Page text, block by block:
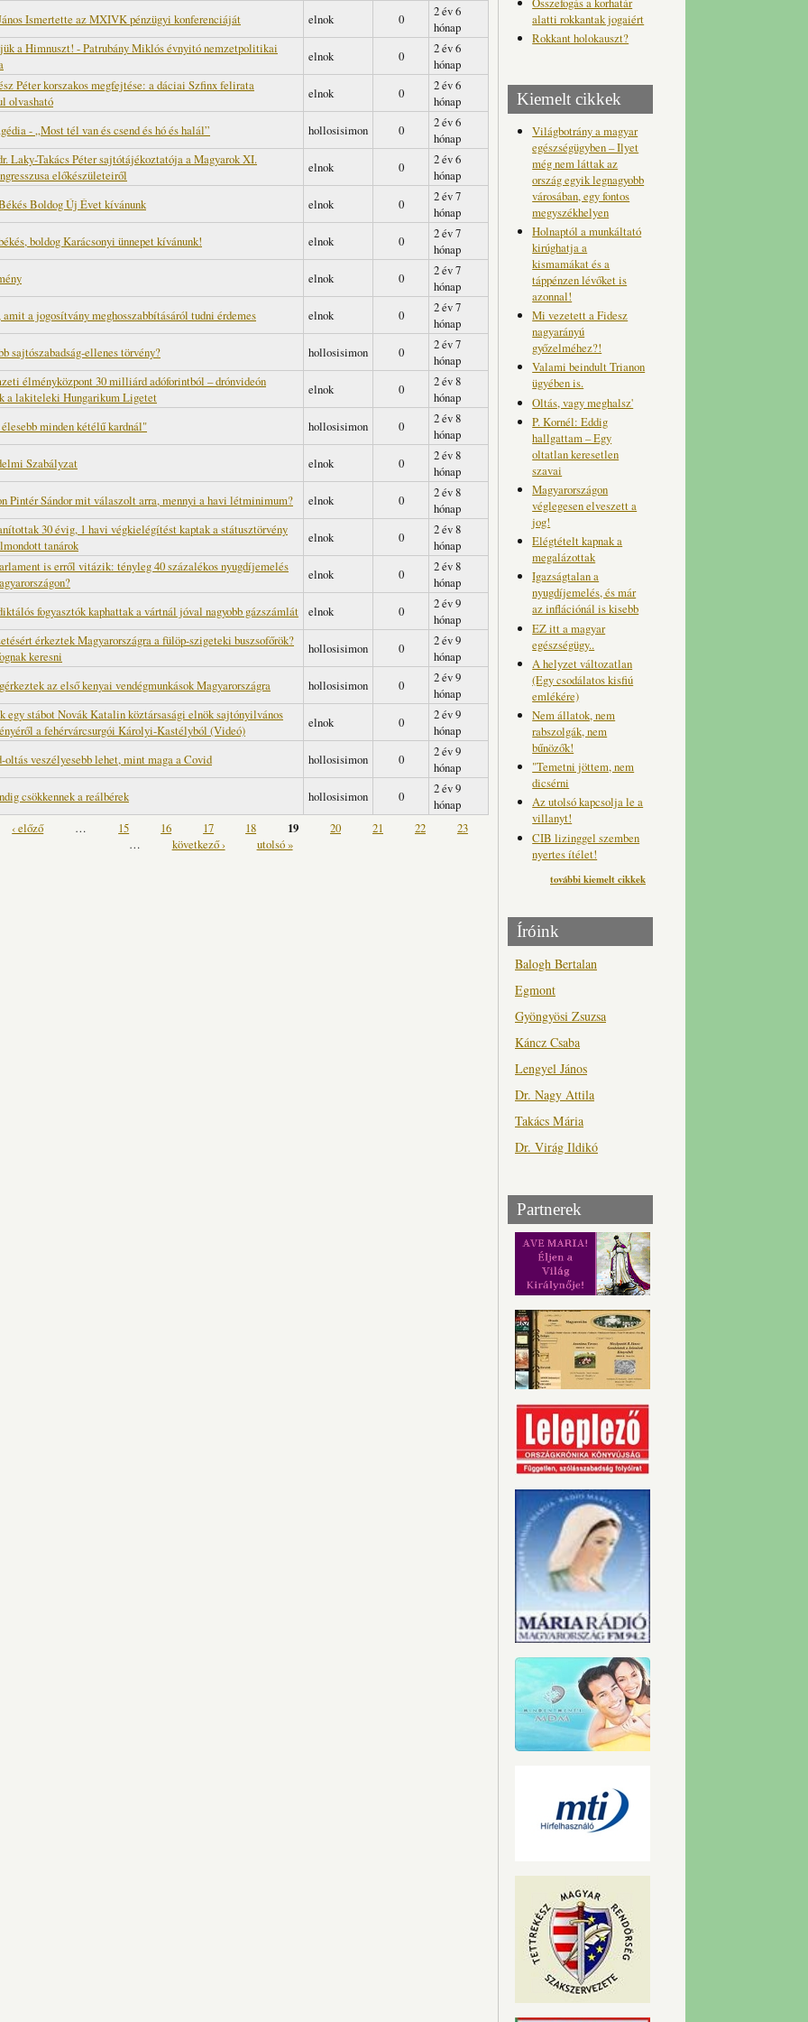
Ismertette az MXIVK pénzügyi konferenciáját elnok 0
2 év 6
hónap
a Himnuszt! - Patrubány Miklós évnyitó nemzetpolitikai
elnok 0
2 év 6
hónap
Péter korszakos megfejtése: a dáciai Szfinx felirata
olvasható
elnok 0
2 év 6
hónap
- „Most tél van és csend és hó és halál” hollosisimon 0
2 év 6
hónap
Laky-Takács Péter sajtótájékoztatója a Magyarok XI.
előkészületeiről
elnok 0
2 év 6
hónap
Boldog Új Évet kívánunk elnok 0
2 év 7
hónap
boldog Karácsonyi ünnepet kívánunk! elnok 0
2 év 7
hónap
elnok 0
2 év 7
hónap
a jogosítvány meghosszabbításáról tudni érdemes elnok 0
2 év 7
hónap
sajtószabadság-ellenes törvény? hollosisimon 0
2 év 7
hónap
élményközpont 30 milliárd adóforintból – drónvideón
a lakiteleki Hungarikum Ligetet
elnok 0
2 év 8
hónap
minden kétélű kardnál" hollosisimon 0
2 év 8
hónap
Szabályzat elnok 0
2 év 8
hónap
Pintér Sándor mit válaszolt arra, mennyi a havi létminimum? elnok 0
2 év 8
hónap
30 évig, 1 havi végkielégítést kaptak a státusztörvény
tanárok
elnok 0
2 év 8
hónap
is erről vitázik: tényleg 40 százalékos nyugdíjemelés
elnok 0
2 év 8
hónap
fogyasztók kaphattak a vártnál jóval nagyobb gázszámlát elnok 0
2 év 9
hónap
érkeztek Magyarországra a fülöp-szigeteki buszsofőrök?
keresni
hollosisimon 0
2 év 9
hónap
az első kenyai vendégmunkások Magyarországra hollosisimon 0
2 év 9
hónap
egy stábot Novák Katalin köztársasági elnök sajtónyilvános
a fehérvárcsurgói Károlyi-Kastélyból (Videó)
elnok 0
2 év 9
hónap
oltás veszélyesebb lehet, mint maga a Covid hollosisimon 0
2 év 9
hónap
csökkennek a reálbérek hollosisimon 0
2 év 9
hónap
‹ előző … 15 16 17 18 19 20 21 22
23
…
következő › utolsó »
alatti rokkantak jogaiért
Rokkant holokauszt?
Kiemelt cikkek
Világbotrány a magyar
egészségügyben – Ilyet
még nem láttak az
ország egyik legnagyobb
városában, egy fontos
megyszékhelyen
Holnaptól a munkáltató
kirúghatja a
kismamákat és a
táppénzen lévőket is
azonnal!
Mi vezetett a Fidesz
nagyarányú
győzelméhez?!
Valami beindult Trianon
ügyében is.
Oltás, vagy meghalsz'
P. Kornél: Eddig
hallgattam – Egy
oltatlan keresetlen
szavai
Magyarországon
véglegesen elveszett a
jog!
Elégtételt kapnak a
megalázottak
Igazságtalan a
nyugdíjemelés, és már
az inflációnál is kisebb
EZ itt a magyar
egészségügy..
A helyzet változatlan
(Egy csodálatos kisfiú
emlékére)
Nem állatok, nem
rabszolgák, nem
bűnözők!
"Temetni jöttem, nem
dicsérni
Az utolsó kapcsolja le a
villanyt!
CIB lizinggel szemben
nyertes ítélet!
további kiemelt cikkek
Íróink
Balogh Bertalan
Egmont
Gyöngyösi Zsuzsa
Káncz Csaba
Lengyel János
Dr. Nagy Attila
Takács Mária
Dr. Virág Ildikó
Partnerek